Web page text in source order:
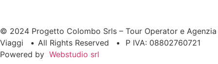
© 2024 Progetto Colombo Srls – Tour Operator e Agenzia
Viaggi • All Rights Reserved • P IVA: 08802760721
Powered by Webstudio srl